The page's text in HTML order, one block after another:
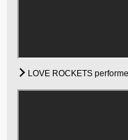
LOVE ROCKETS